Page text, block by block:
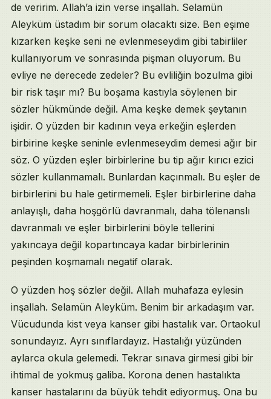
de veririm. Allah’a izin verse inşallah. Selamün
Aleyküm üstadım bir sorum olacaktı size. Ben eşime
kızarken keşke seni ne evlenmeseydim gibi tabirliler
kullanıyorum ve sonrasında pişman oluyorum. Bu
evliye ne derecede zedeler? Bu evliliğin bozulma gibi
bir risk taşır mı? Bu boşama kastıyla söylenen bir
sözler hükmünde değil. Ama keşke demek şeytanın
işidir. O yüzden bir kadının veya erkeğin eşlerden
birbirine keşke seninle evlenmeseydim demesi ağır bir
söz. O yüzden eşler birbirlerine bu tip ağır kırıcı ezici
sözler kullanmamalı. Bunlardan kaçınmalı. Bu eşler de
birbirlerini bu hale getirmemeli. Eşler birbirlerine daha
anlayışlı, daha hoşgörlü davranmalı, daha tölenanslı
davranmalı ve eşler birbirlerini böyle tellerini
yakıncaya değil kopartıncaya kadar birbirlerinin
peşinden koşmamalı negatif olarak.
O yüzden hoş sözler değil. Allah muhafaza eylesin
inşallah. Selamün Aleyküm. Benim bir arkadaşım var.
Vücudunda kist veya kanser gibi hastalık var. Ortaokul
sonundayız. Ayrı sınıflardayız. Hastalığı yüzünden
aylarca okula gelemedi. Tekrar sınava girmesi gibi bir
ihtimal de yokmuş galiba. Korona denen hastalıkta
kanser hastalarını da büyük tehdit ediyormuş. Ona bu